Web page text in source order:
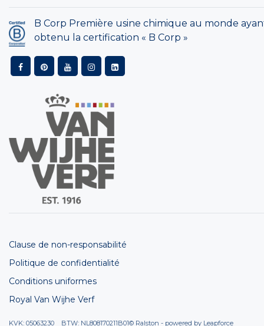
B Corp Première usine chimique au monde
obtenu la certification « B Corp »
Clause de non-responsabilité
Politique de confidentialité
Conditions uniformes
Royal Van Wijhe Verf
KVK: 05063230 BTW: NL808170211B01© Ralston - powered by Leapforce